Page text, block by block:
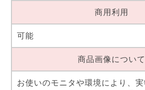
商用利用
可能
商品画像について
お使いのモニタや環境により、